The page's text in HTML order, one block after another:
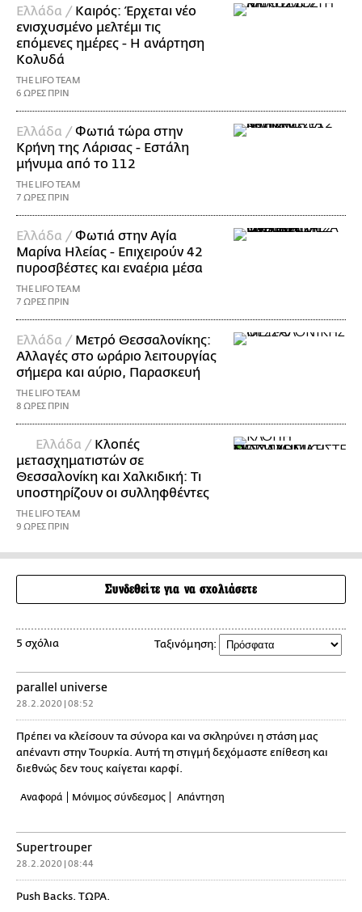
Ελλάδα / Καιρός: Έρχεται νέο
ενισχυσμένο μελτέμι τις
επόμενες ημέρες - Η ανάρτηση
Κολυδά
THE LIFO TEAM
6 ΩΡΕΣ ΠΡΙΝ
Ελλάδα /Φωτιά τώρα στην
Κρήνη της Λάρισας - Εστάλη
μήνυμα από το 112
THE LIFO TEAM
7 ΩΡΕΣ ΠΡΙΝ
Ελλάδα /Φωτιά στην Αγία
Μαρίνα Ηλείας - Επιχειρούν 42
πυροσβέστες και εναέρια μέσα
THE LIFO TEAM
7 ΩΡΕΣ ΠΡΙΝ
Ελλάδα / Μετρό Θεσσαλονίκης:
Αλλαγές στο ωράριο λειτουργίας
σήμερα και αύριο, Παρασκευή
THE LIFO TEAM
8 ΩΡΕΣ ΠΡΙΝ
Ελλάδα / Κλοπές
μετασχηματιστών σε
Θεσσαλονίκη και Χαλκιδική: Τι
υποστηρίζουν οι συλληφθέντες
THE LIFO TEAM
9 ΩΡΕΣ ΠΡΙΝ
Συνδεθείτε για να σχολιάσετε
5 σχόλια Ταξινόμηση:
parallel universe
28.2.2020 | 08:52
Πρέπει να κλείσουν τα σύνορα και να σκληρύνει η στάση μας
απέναντι στην Τουρκία. Αυτή τη στιγμή δεχόμαστε επίθεση και
διεθνώς δεν τους καίγεται καρφί.
Αναφορά Μόνιμος σύνδεσμος Απάντηση
Supertrouper
28.2.2020 | 08:44
Push Backs. ΤΩΡΑ.